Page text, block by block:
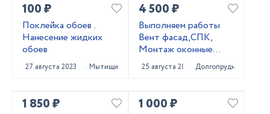
100 ₽
Поклейка обоев .
Нанесение жидких
обоев
27 августа 2023 Мытищи
4 500 ₽
Выполняем работы
Вент фасад,СПК,
Монтаж оконные
блоки, дверные блоки
25 августа 2023 Долгопрудный
1 850 ₽ 1 000 ₽